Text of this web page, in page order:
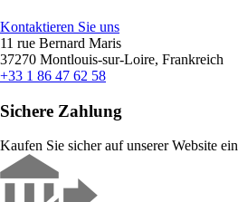
Kontaktieren Sie uns
11 rue Bernard Maris
37270 Montlouis-sur-Loire, Frankreich
+33 1 86 47 62 58
Sichere Zahlung
Kaufen Sie sicher auf unserer Website ein